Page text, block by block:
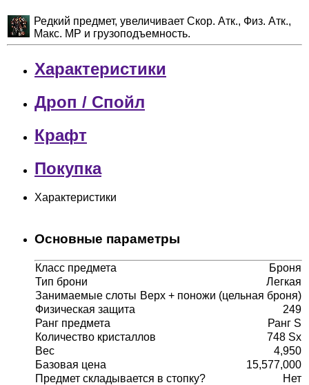
Редкий предмет, увеличивает Скор. Атк., Физ. Атк.,
Макс. MP и грузоподъемность.
Характеристики
Дроп / Спойл
Крафт
Покупка
Характеристики
Основные параметры
Класс предмета
Броня
Тип брони
Легкая
Занимаемые слоты Верх + поножи (цельная броня)
Физическая защита
249
Ранг предмета
Ранг S
Количество кристаллов
748 Sx
Вес
4,950
Базовая цена
15,577,000
Предмет складывается в стопку?
Нет